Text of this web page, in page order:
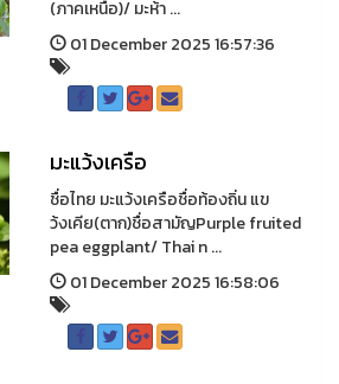
(ภาคเหนือ)/ มะห้า ...
01 December 2025 16:57:36
มะแว้งเครือ
ชื่อไทย มะแว้งเครือชื่อท้องถิ่น แข
ว้งเคีย(ตาก)ชื่อสามัญPurple fruited
pea eggplant/ Thai n ...
01 December 2025 16:58:06